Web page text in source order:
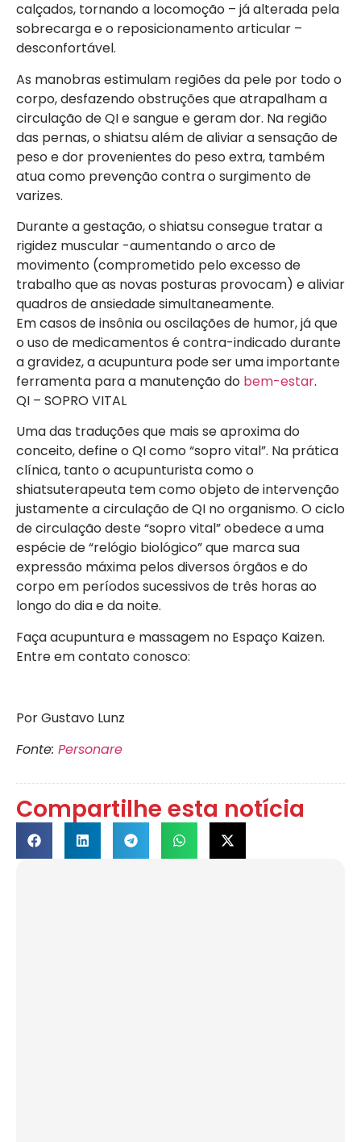
calçados, tornando a locomoção – já alterada pela
sobrecarga e o reposicionamento articular –
desconfortável.
As manobras estimulam regiões da pele por todo o
corpo, desfazendo obstruções que atrapalham a
circulação de QI e sangue e geram dor. Na região
das pernas, o shiatsu além de aliviar a sensação de
peso e dor provenientes do peso extra, também
atua como prevenção contra o surgimento de
varizes.
Durante a gestação, o shiatsu consegue tratar a
rigidez muscular -aumentando o arco de
movimento (comprometido pelo excesso de
trabalho que as novas posturas provocam) e aliviar
quadros de ansiedade simultaneamente.
Em casos de insônia ou oscilações de humor, já que
o uso de medicamentos é contra-indicado durante
a gravidez, a acupuntura pode ser uma importante
ferramenta para a manutenção do bem-estar.
QI – SOPRO VITAL
Uma das traduções que mais se aproxima do
conceito, define o QI como “sopro vital”. Na prática
clínica, tanto o acupunturista como o
shiatsuterapeuta tem como objeto de intervenção
justamente a circulação de QI no organismo. O ciclo
de circulação deste “sopro vital” obedece a uma
espécie de “relógio biológico” que marca sua
expressão máxima pelos diversos órgãos e do
corpo em períodos sucessivos de três horas ao
longo do dia e da noite.
Faça acupuntura e massagem no Espaço Kaizen.
Entre em contato conosco:
Por Gustavo Lunz
Fonte: Personare
Compartilhe esta notícia